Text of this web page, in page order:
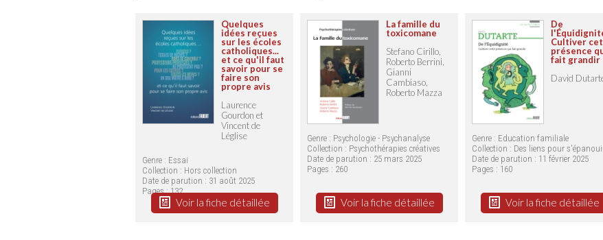
Quelques
idées reçues
sur les écoles
catholiques...
et ce qu'il faut
savoir pour se
faire son
propre avis
Laurence
Gourdon et
Vincent de
Léglise
Genre : Essai
Collection : Hors collection
Date de parution : 31 août 2025
Pages : 132
Voir la fiche détaillée
La famille du
toxicomane
Stefano Cirillo,
Roberto Berrini,
Gianni
Cambiaso,
Roberto Mazza
Genre : Psychologie - Psychanalyse
Collection : Psychothérapies créatives
Date de parution : 25 mars 2025
Pages : 260
Voir la fiche détaillée
De
Cultiver
présence
fait grandir
David
Genre : Education familiale
Collection : Des liens pour
Date de parution : 11 février 2025
Pages : 160
Voir la fiche détaillée